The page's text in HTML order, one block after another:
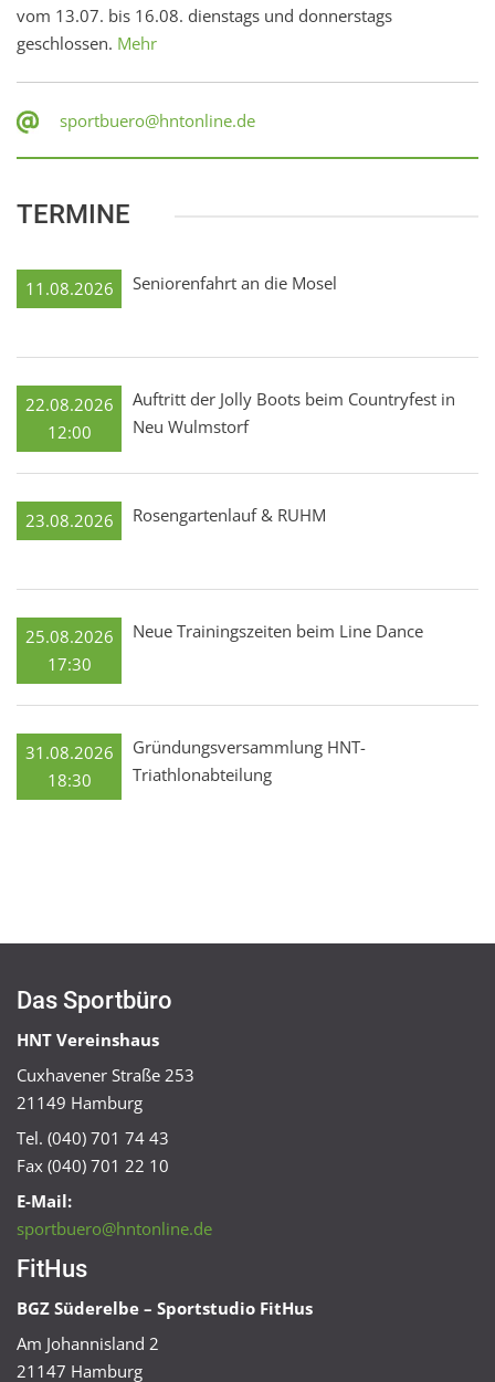
vom 13.07. bis 16.08. dienstags und donnerstags
geschlossen. Mehr
sportbuero@hntonline.de
TERMINE
11.08.2026 Seniorenfahrt an die Mosel
22.08.2026
12:00
Auftritt der Jolly Boots beim Countryfest in
Neu Wulmstorf
23.08.2026 Rosengartenlauf & RUHM
25.08.2026
17:30
Neue Trainingszeiten beim Line Dance
31.08.2026
18:30
Gründungsversammlung HNT-
Triathlonabteilung
Das Sportbüro
HNT Vereinshaus
Cuxhavener Straße 253
21149 Hamburg
Tel. (040) 701 74 43
Fax (040) 701 22 10
E-Mail:
sportbuero@hntonline.de
FitHus
BGZ Süderelbe – Sportstudio FitHus
Am Johannisland 2
21147 Hamburg